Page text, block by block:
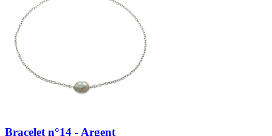
Bracelet n°14 - Argent